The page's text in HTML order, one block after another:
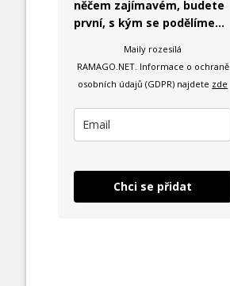
něčem zajímavém, budete
první, s kým se podělíme...
Maily rozesílá
RAMAGO.NET. Informace o ochraně
osobních údajů (GDPR) najdete zde
Chci se přidat